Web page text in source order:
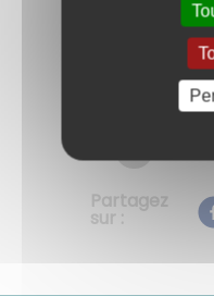
Partagez
sur :